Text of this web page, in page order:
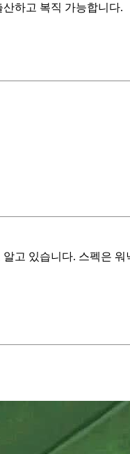
하고 복직 가능합니다.
고 있습니다. 스펙은